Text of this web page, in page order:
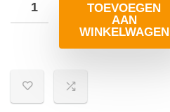
TOEVOEGEN
AAN
WINKELWAGEN